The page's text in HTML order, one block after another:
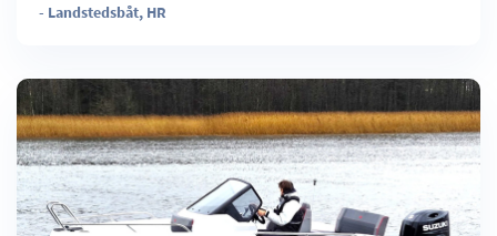
- Landstedsbåt, HR